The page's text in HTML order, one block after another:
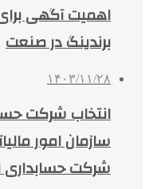
اهمیت آگهی
برندینگ در صنعت
۱۴۰۳/۱۱/۲۸
انتخاب شرکت
سازمان امور
شرکت حسابداری